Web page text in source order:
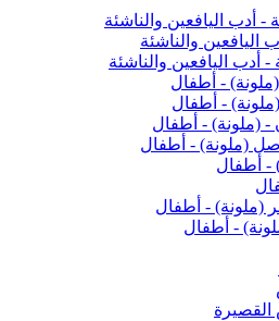
أدب اليافعين والناشئة
والناشئة
أدب اليافعين والناشئة
(ملونة) - أطفال
- أطفال
- (ملونة) - أطفال
(ملونة) - أطفال
- أطفال
(ملونة) - أطفال
- أطفال
القصيرة